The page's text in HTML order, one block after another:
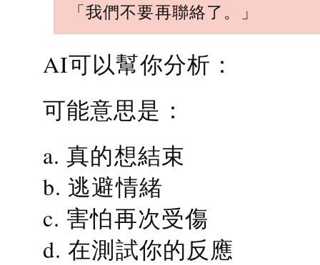
「我們不要再聯絡了。」
AI可以幫你分析：
可能意思是：
a. 真的想結束
b. 逃避情緒
c. 害怕再次受傷
d. 在測試你的反應